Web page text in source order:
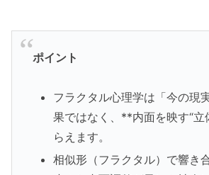
ポイント
フラクタル心理学は「今の現
果ではなく、**内面を映す“立
らえます。
相似形（フラクタル）で響き